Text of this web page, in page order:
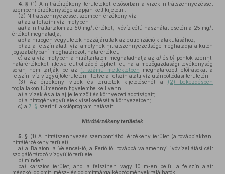
4. § (1) A nitrátérzékeny területeket elsősorban a vizek nitrátszennyezéssel
szembeni érzékenysége alapján kell kijelölni.
(2) Nitrátszennyezéssel szemben érzékeny víz
a) az a felszíni víz, melyben
aa) a nitráttartalom az 50 mg/l értéket, ivóvíz célú használat esetén a 25 mg/l
értéket meghaladja,
ab) a nitrogén vegyületek hozzájárultak az eutrofizáció kialakulásához;
b) az a felszín alatti víz, amelynek nitrátszennyezettsége meghaladja a külön
jogszabályban 1 meghatározott határértéket;
c) az a víz, melyben a nitráttartalom meghaladhatja az a) ésb) pontok szerinti
határértékeket, illetve eutrofizáció léphet fel, ha a mezőgazdasági tevékenység
során nem tartják be az 1. számú mellékletben meghatározott előírásokat a
felszíni víz vízgyűjtőterületén, illetve a felszín alatti víz utánpótlódási területén.
(3) Az érzékeny vizek és területek kijelölésénél a
(2) bekezdésben
foglaltakon túlmenően figyelembe kell venni
a) a vizek és a talaj jellemzőit és környezeti adottságait;
b) a nitrogénvegyületek viselkedését a környezetben;
c) a 7. § szerinti akcióprogram hatásait.
Nitrátérzékeny területek
5. § (1) A nitrátszennyezés szempontjából érzékeny terület (a továbbiakban:
nitrátérzékeny terület)
a) a Balaton, a Velencei-tó, a Fertő tó, továbbá valamennyi ivóvízellátási célt
szolgáló tározó vízgyűjtő területe;
b) minden
ba) karsztos terület, ahol a felszínen vagy 10 m-en belül a felszín alatt
mészkő, dolomit, mész- és dolomitmárga képződmények találhatók,